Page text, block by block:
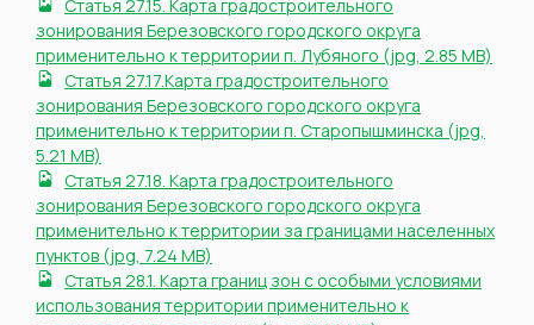
Статья 27.15. Карта градостроительного
зонирования Березовского городского округа
применительно к территории п. Лубяного (jpg, 2.85 MB)
Статья 27.17.Карта градостроительного
зонирования Березовского городского округа
применительно к территории п. Старопышминска (jpg,
5.21 MB)
Статья 27.18. Карта градостроительного
зонирования Березовского городского округа
применительно к территории за границами населенных
пунктов (jpg, 7.24 MB)
Статья 28.1. Карта границ зон с особыми условиями
использования территории применительно к